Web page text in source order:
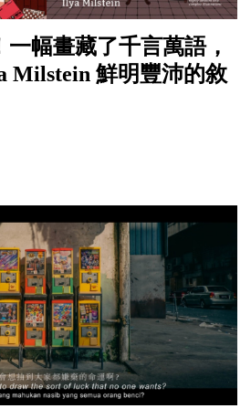
幅畫藏了千言萬語，
Milstein 鮮明豐沛的敘